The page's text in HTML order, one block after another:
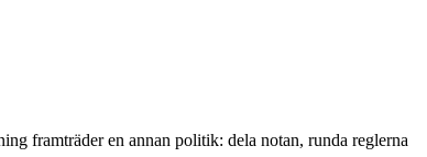
framträder en annan politik: dela notan, runda reglerna